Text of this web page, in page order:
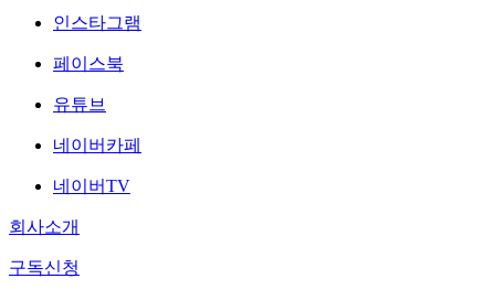
인스타그램
페이스북
유튜브
네이버카페
네이버TV
회사소개
구독신청